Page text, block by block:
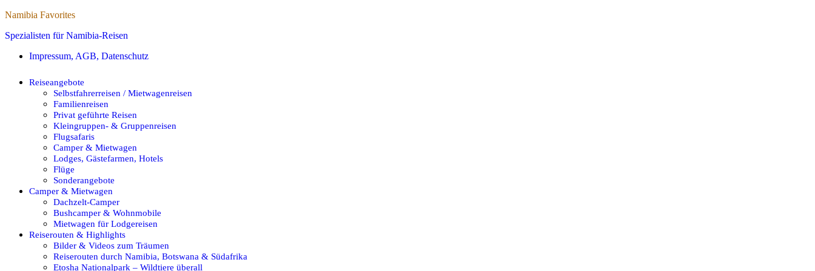
Namibia Favorites
Spezialisten für Namibia-Reisen
Impressum, AGB, Datenschutz
Reiseangebote
Selbstfahrerreisen / Mietwagenreisen
Familienreisen
Privat geführte Reisen
Kleingruppen- & Gruppenreisen
Flugsafaris
Camper & Mietwagen
Lodges, Gästefarmen, Hotels
Flüge
Sonderangebote
Camper & Mietwagen
Dachzelt-Camper
Bushcamper & Wohnmobile
Mietwagen für Lodgereisen
Reiserouten & Highlights
Bilder & Videos zum Träumen
Reiserouten durch Namibia, Botswana & Südafrika
Etosha Nationalpark – Wildtiere überall